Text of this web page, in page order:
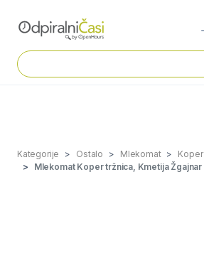
Kategorije Ostalo Mlekomat
Koper
Mlekomat Koper tržnica, Kmetija Žgajnar